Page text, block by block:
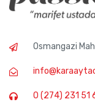
Osmangazi
0 (274) 231 51